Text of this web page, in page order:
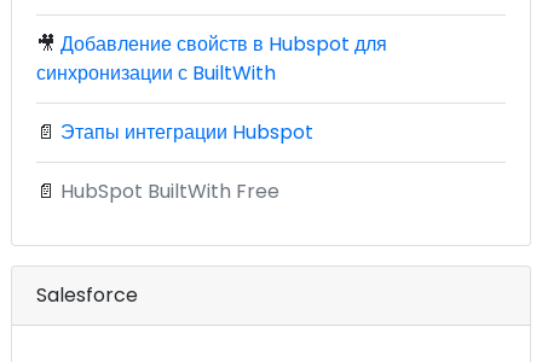
🎥 Добавление свойств в Hubspot для
синхронизации с BuiltWith
📄 Этапы интеграции Hubspot
📄 HubSpot BuiltWith Free
Salesforce